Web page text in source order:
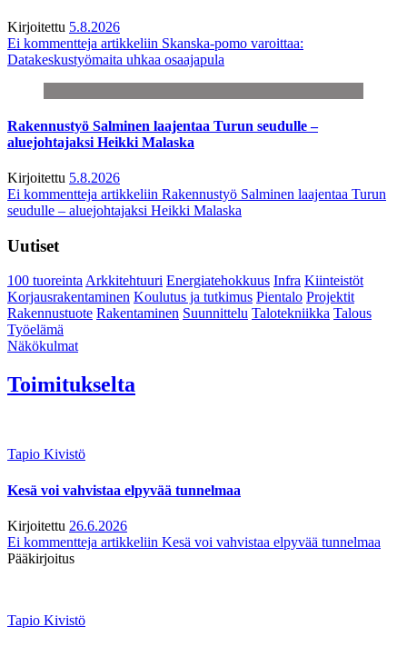
Kirjoitettu 5.8.2026
Ei kommentteja artikkeliin Skanska-pomo varoittaa:
Datakeskustyömaita uhkaa osaajapula
Rakennustyö Salminen laajentaa Turun seudulle –
aluejohtajaksi Heikki Malaska
Kirjoitettu 5.8.2026
Ei kommentteja artikkeliin Rakennustyö Salminen laajentaa Turun
seudulle – aluejohtajaksi Heikki Malaska
Uutiset
100 tuoreintaArkkitehtuuri Energiatehokkuus Infra Kiinteistöt
Korjausrakentaminen Koulutus ja tutkimus Pientalo Projektit
Rakennustuote Rakentaminen Suunnittelu Talotekniikka Talous
Työelämä
Näkökulmat
Toimitukselta
Tapio Kivistö
Kesä voi vahvistaa elpyvää tunnelmaa
Kirjoitettu 26.6.2026
Ei kommentteja artikkeliin Kesä voi vahvistaa elpyvää tunnelmaa
Pääkirjoitus
Tapio Kivistö